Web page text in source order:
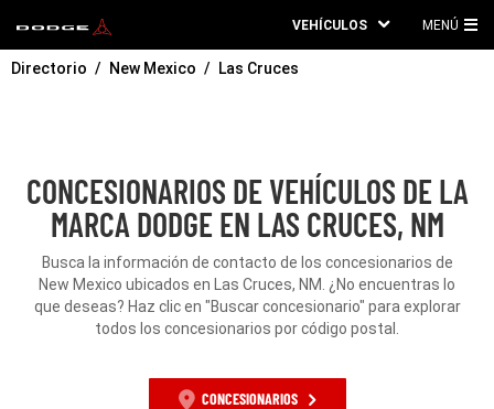
VEHÍCULOS MENÚ
Directorio New Mexico Las Cruces
CONCESIONARIOS DE VEHÍCULOS DE LA
MARCA DODGE EN LAS CRUCES, NM
Busca la información de contacto de los concesionarios de
New Mexico ubicados en Las Cruces, NM. ¿No encuentras lo
que deseas? Haz clic en "Buscar concesionario" para explorar
todos los concesionarios por código postal.
CONCESIONARIOS